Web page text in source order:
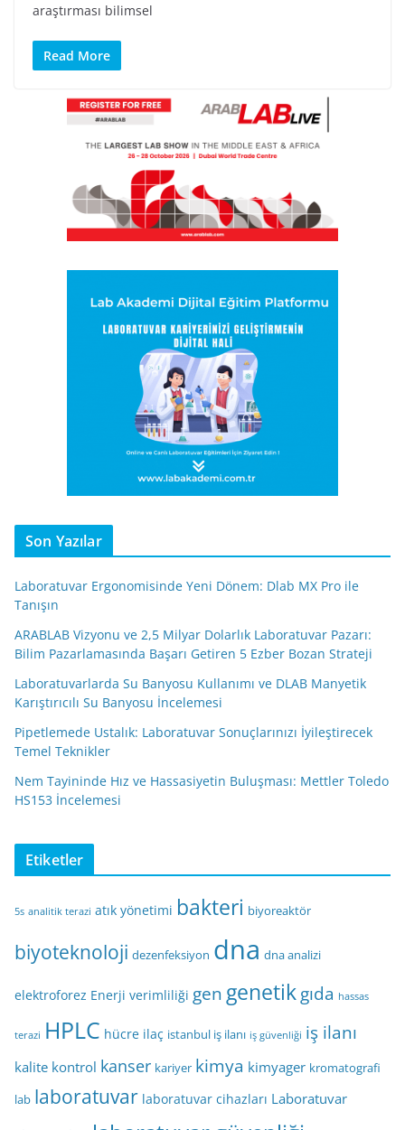
araştırması bilimsel
Read More
Son Yazılar
Laboratuvar Ergonomisinde Yeni Dönem: Dlab MX Pro ile
Tanışın
ARABLAB Vizyonu ve 2,5 Milyar Dolarlık Laboratuvar Pazarı:
Bilim Pazarlamasında Başarı Getiren 5 Ezber Bozan Strateji
Laboratuvarlarda Su Banyosu Kullanımı ve DLAB Manyetik
Karıştırıcılı Su Banyosu İncelemesi
Pipetlemede Ustalık: Laboratuvar Sonuçlarınızı İyileştirecek
Temel Teknikler
Nem Tayininde Hız ve Hassasiyetin Buluşması: Mettler Toledo
HS153 İncelemesi
Etiketler
5s analitik terazi atık yönetimi bakteri biyoreaktör
biyoteknoloji dezenfeksiyon dna dna analizi
elektroforez Enerji verimliliği gen genetikgıda hassas
terazi HPLC hücre ilaç istanbul iş ilanı iş güvenliği iş ilanı
kalite kontrol kanser kariyer kimya kimyager kromatografi
lab laboratuvar laboratuvar cihazları Laboratuvar